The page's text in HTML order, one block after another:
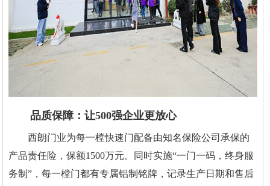
品质保障：让500强企业更放心
西朗门业为每一樘快速门配备由知名保险公司承保的
产品责任险，保额1500万元。同时实施“一门一码，终身服
务制”，每一樘门都有专属铝制铭牌，记录生产日期和售后